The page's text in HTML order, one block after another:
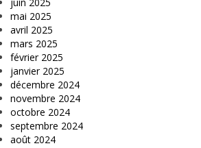
mai 2025
avril 2025
mars 2025
février 2025
janvier 2025
décembre 2024
novembre 2024
octobre 2024
septembre 2024
août 2024